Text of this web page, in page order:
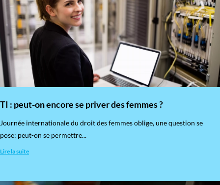
TI : peut-on encore se priver des femmes ?
​Journée internationale du droit des femmes oblige, une question se
pose: peut-on se permettre...
Lire la suite